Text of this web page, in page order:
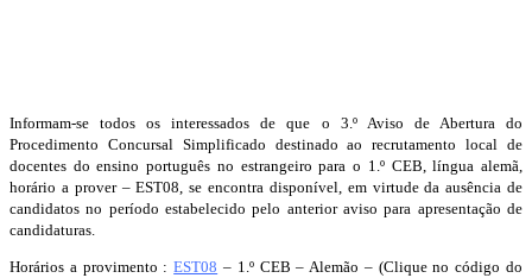
Informam-se todos os interessados de que o 3.º Aviso de Abertura do
Procedimento Concursal Simplificado destinado ao recrutamento local de
docentes do ensino português no estrangeiro para o 1.º CEB, língua alemã,
horário a prover – EST08, se encontra disponível, em virtude da ausência de
candidatos no período estabelecido pelo anterior aviso para apresentação de
candidaturas.
Horários a provimento :EST08 – 1.º CEB – Alemão – (Clique no código do